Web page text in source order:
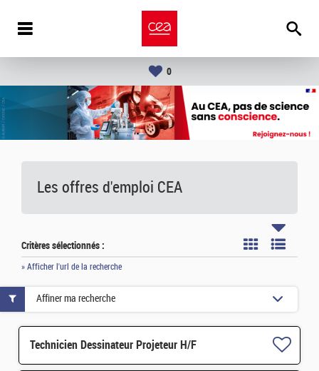
0
Les offres d'emploi CEA
Critères sélectionnés :
» Afficher l'url de la recherche
Technicien Dessinateur Projeteur H/F
Affiner ma recherche